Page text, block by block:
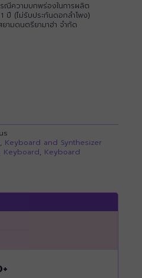
ณีความบกพร่องในการผลิต
ปี (ไม่รับประกันดอกลำโพง)
ามดนตรียามาฮ่า จำกัด
, Keyboard and Synthesizer
Keyboard, Keyboard